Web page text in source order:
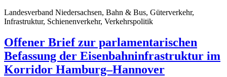
Landesverband Niedersachsen, Bahn & Bus, Güterverkehr,
Infrastruktur, Schienenverkehr, Verkehrspolitik
Offener Brief zur parlamentarischen
Befassung der Eisenbahninfrastruktur im
Korridor Hamburg–Hannover